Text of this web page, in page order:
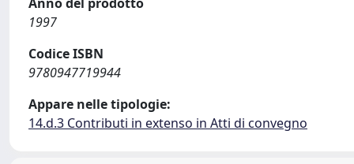
1997
Codice ISBN
9780947719944
Appare nelle tipologie:
14.d.3 Contributi in extenso in Atti di convegno